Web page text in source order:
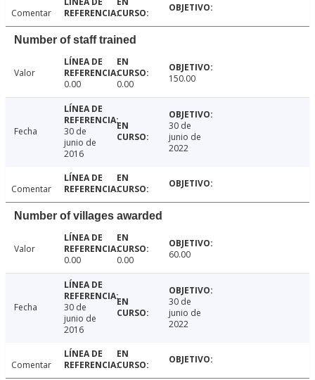
Comentar
Number of staff trained
Valor
0.00
0.00 150.00
Fecha
30 de
junio de
2016
30 de
junio de
2022
Comentar
Number of villages awarded
Valor
0.00
0.00 60.00
Fecha
30 de
junio de
2016
30 de
junio de
2022
Comentar